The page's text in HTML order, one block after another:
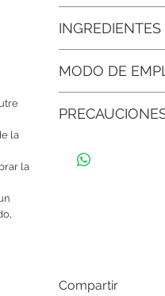
la
la
grasas, ya que
• Suaviza y nutre
manos y pies,
•Cuidado corporal
INGREDIENTES
MODO DE
circulares hasta
del envase bien
Compartir